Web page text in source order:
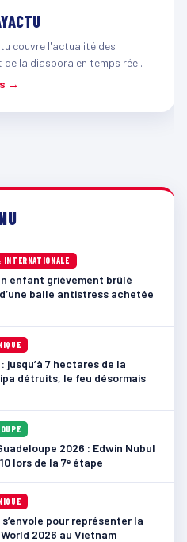
couvre l'actualité des
de la diaspora en temps réel.
→
INTERNATIONALE
enfant grièvement brûlé
balle antistress achetée
jusqu’à 7 hectares de la
détruits, le feu désormais
2026 : Edwin Nubul
lors de la 7ᵉ étape
pour représenter la
2026 au Vietnam